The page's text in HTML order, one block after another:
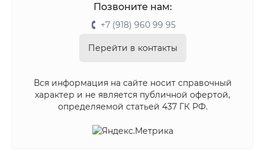
Позвоните нам:
+7 (918) 960 99 95
Перейти в контакты
Вся информация на сайте носит справочный
характер и не является публичной офертой,
определяемой статьей 437 ГК РФ.